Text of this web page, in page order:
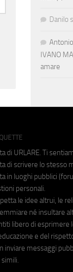
Danilo
IVANO
amare
di URLARE. Ti
di scrivere lo stesso
in luoghi pubblici
personali.
le idee altrui, le
né insultare
libero di esprimere
e del
inviare messaggi
simili.